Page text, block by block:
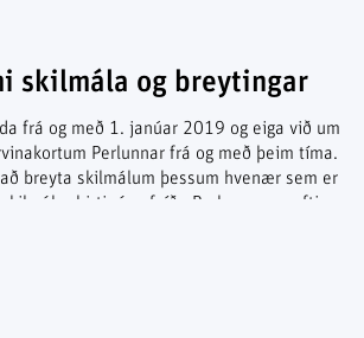
skilmála og breytingar
frá og með 1. janúar 2019 og eiga við um
Perlunnar frá og með þeim tíma.
breyta skilmálum þessum hvenær sem er
birtir á vefsíðu Perlunnar og eftir